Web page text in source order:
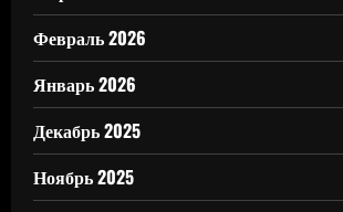
Февраль 2026
Январь 2026
Декабрь 2025
Ноябрь 2025